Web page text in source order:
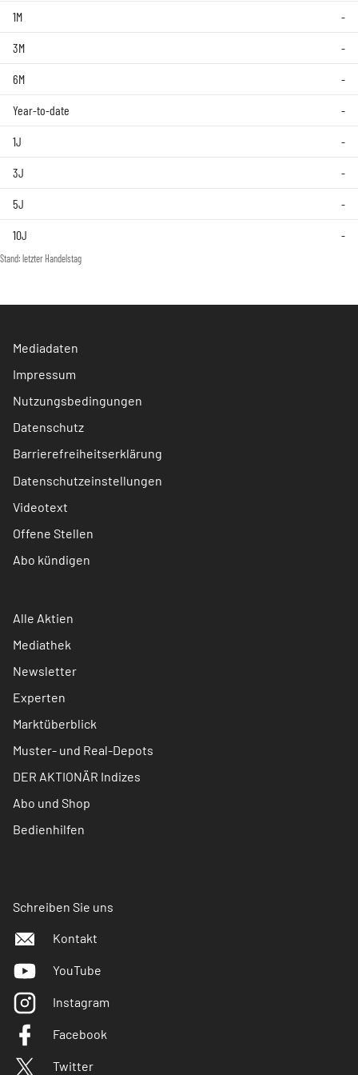
1M -
3M -
6M -
Year-to-date -
1J -
3J -
5J -
10J -
Stand: letzter Handelstag
Mediadaten
Impressum
Nutzungsbedingungen
Datenschutz
Barrierefreiheitserklärung
Datenschutzeinstellungen
Videotext
Offene Stellen
Abo kündigen
Alle Aktien
Mediathek
Newsletter
Experten
Marktüberblick
Muster- und Real-Depots
DER AKTIONÄR Indizes
Abo und Shop
Bedienhilfen
Schreiben Sie uns
Kontakt
YouTube
Instagram
Facebook
Twitter